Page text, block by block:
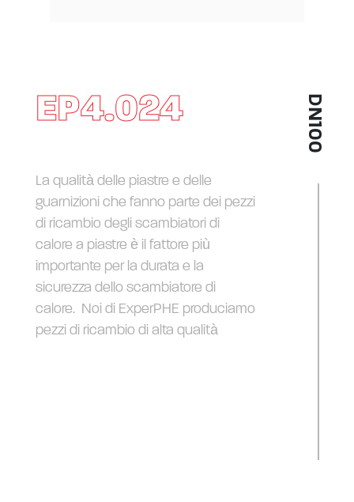
EP4.024
La qualità delle piastre e delle
guarnizioni che fanno parte dei pezzi
di ricambio degli scambiatori di
calore a piastre è il fattore più
importante per la durata e la
sicurezza dello scambiatore di
calore. Noi di ExperPHE produciamo
pezzi di ricambio di alta qualità
DN100